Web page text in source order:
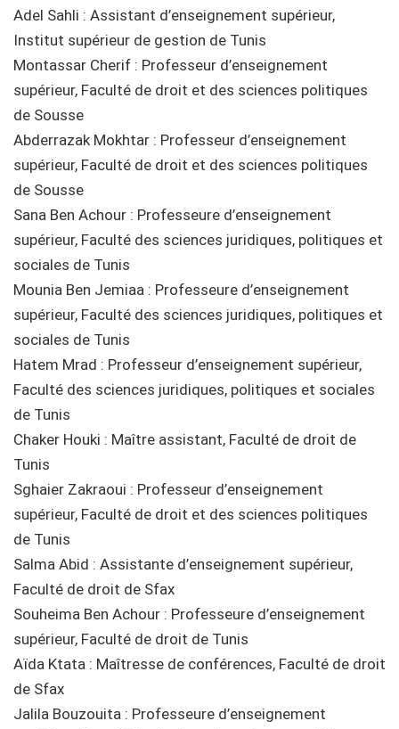
Adel Sahli : Assistant d’enseignement supérieur,
Institut supérieur de gestion de Tunis
Montassar Cherif : Professeur d’enseignement
supérieur, Faculté de droit et des sciences politiques
de Sousse
Abderrazak Mokhtar : Professeur d’enseignement
supérieur, Faculté de droit et des sciences politiques
de Sousse
Sana Ben Achour : Professeure d’enseignement
supérieur, Faculté des sciences juridiques, politiques et
sociales de Tunis
Mounia Ben Jemiaa : Professeure d’enseignement
supérieur, Faculté des sciences juridiques, politiques et
sociales de Tunis
Hatem Mrad : Professeur d’enseignement supérieur,
Faculté des sciences juridiques, politiques et sociales
de Tunis
Chaker Houki : Maître assistant, Faculté de droit de
Tunis
Sghaier Zakraoui : Professeur d’enseignement
supérieur, Faculté de droit et des sciences politiques
de Tunis
Salma Abid : Assistante d’enseignement supérieur,
Faculté de droit de Sfax
Souheima Ben Achour : Professeure d’enseignement
supérieur, Faculté de droit de Tunis
Aïda Ktata : Maîtresse de conférences, Faculté de droit
de Sfax
Jalila Bouzouita : Professeure d’enseignement